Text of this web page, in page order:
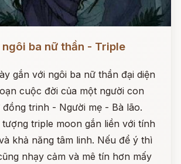
ba nữ thần - Triple
gắn với ngôi ba nữ thần đại diện
cuộc đời của một người con
đồng trinh - Người mẹ - Bà lão.
tượng triple moon gắn liền với tính
khả năng tâm linh. Nếu để ý thì
nhạy cảm và mê tín hơn mấy